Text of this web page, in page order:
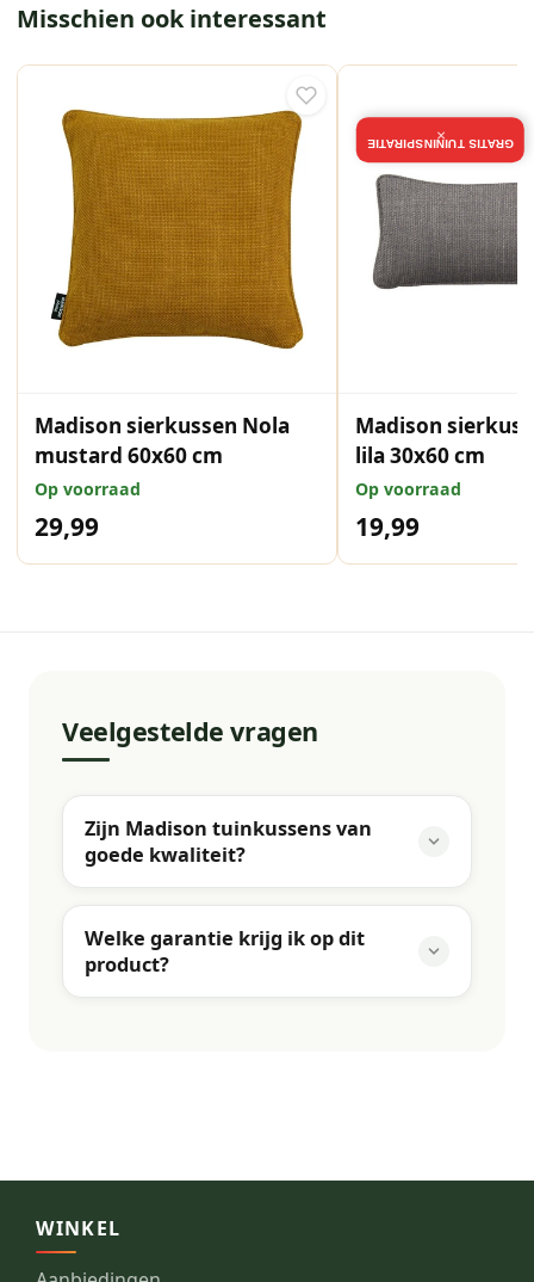
Misschien ook interessant
Madison sierkussen Nola
mustard 60x60 cm
Op voorraad
29,99
Madison
lila 30x60 cm
Op voorraad
19,99
Veelgestelde vragen
Zijn Madison tuinkussens van
goede kwaliteit?
Welke garantie krijg ik op dit
product?
WINKEL
GRATIS TUININSPIRATIE
×